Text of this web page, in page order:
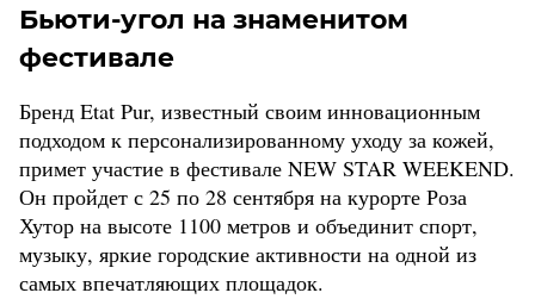
Бьюти-угол на знаменитом
фестивале
Бренд Etat Pur, известный своим инновационным
подходом к персонализированному уходу за кожей,
примет участие в фестивале NEW STAR WEEKEND.
Он пройдет с 25 по 28 сентября на курорте Роза
Хутор на высоте 1100 метров и объединит спорт,
музыку, яркие городские активности на одной из
самых впечатляющих площадок.